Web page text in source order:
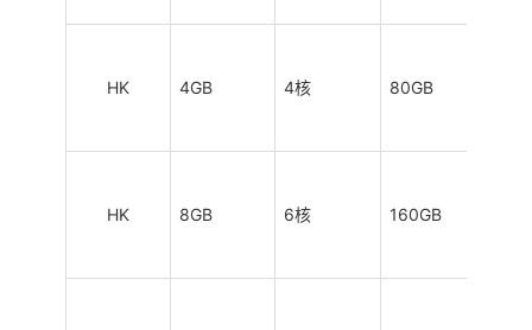
HK 4GB 4核 80GB
HK 8GB 6核 160GB